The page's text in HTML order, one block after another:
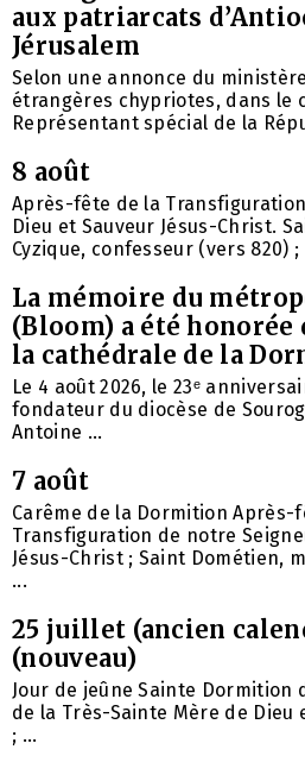
aux patriarcats
Jérusalem
Selon une annonce du
étrangères chypriotes, dans le
Représentant spécial de la
8 août
Après-fête de la
Dieu et Sauveur Jésus-Christ.
Cyzique, confesseur (vers 820) ;
La mémoire du
(Bloom) a été honorée
la cathédrale de la
Le 4 août 2026, le 23ᵉ
fondateur du diocèse de
Antoine ...
7 août
Carême de la Dormition Après-
Transfiguration de notre
Jésus-Christ ; Saint Dométien,
...
25 juillet (ancien
(nouveau)
Jour de jeûne Sainte Dormition
de la Très-Sainte Mère de
; ...